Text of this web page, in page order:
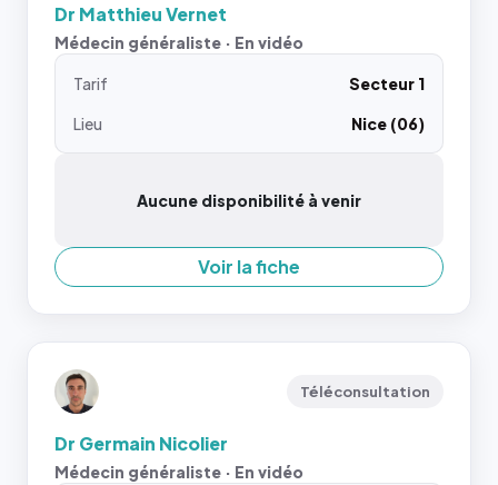
Dr Matthieu Vernet
Médecin généraliste · En vidéo
Tarif
Secteur 1
Lieu
Nice (06)
Aucune disponibilité à venir
Voir la fiche
Téléconsultation
Dr Germain Nicolier
Médecin généraliste · En vidéo